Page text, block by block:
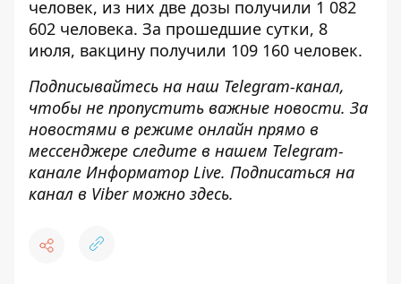
человек, из них две дозы получили 1 082
602 человека. За прошедшие сутки, 8
июля, вакцину получили 109 160 человек.
Подписывайтесь на наш Telegram-канал,
чтобы не пропустить важные новости. За
новостями в режиме онлайн прямо в
мессенджере следите в нашем Telegram-
канале Информатор Live. Подписаться на
канал в Viber можно здесь.